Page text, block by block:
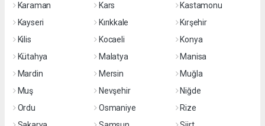
Karaman
Kars
Kastamonu
Kayseri
Kırıkkale
Kırşehir
Kilis
Kocaeli
Konya
Kütahya
Malatya
Manisa
Mardin
Mersin
Muğla
Muş
Nevşehir
Niğde
Ordu
Osmaniye
Rize